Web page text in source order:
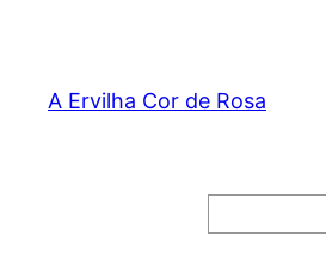
content
A Ervilha Cor de Rosa